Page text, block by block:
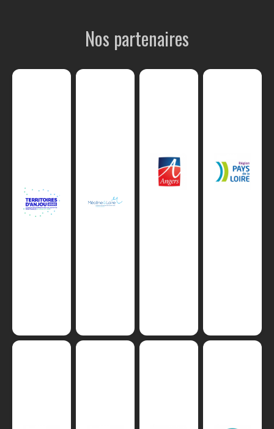
Nos partenaires